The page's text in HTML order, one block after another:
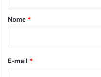
r
*
Nome *
E-mail *